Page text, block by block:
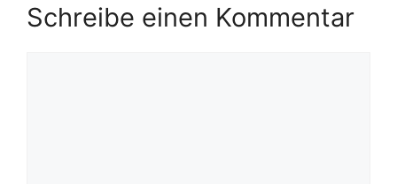
Schreibe einen Kommentar